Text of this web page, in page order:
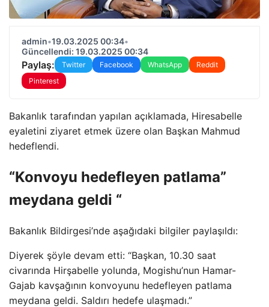
admin•19.03.2025 00:34•
Güncellendi: 19.03.2025 00:34
Paylaş: Twitter Facebook WhatsApp
Reddit
Pinterest
Bakanlık tarafından yapılan açıklamada, Hiresabelle
eyaletini ziyaret etmek üzere olan Başkan Mahmud
hedeflendi.
“Konvoyu hedefleyen patlama”
meydana geldi “
Bakanlık Bildirgesi’nde aşağıdaki bilgiler paylaşıldı:
Diyerek şöyle devam etti: “Başkan, 10.30 saat
civarında Hirşabelle yolunda, Mogishu’nun Hamar-
Gajab kavşağının konvoyunu hedefleyen patlama
meydana geldi. Saldırı hedefe ulaşmadı.”